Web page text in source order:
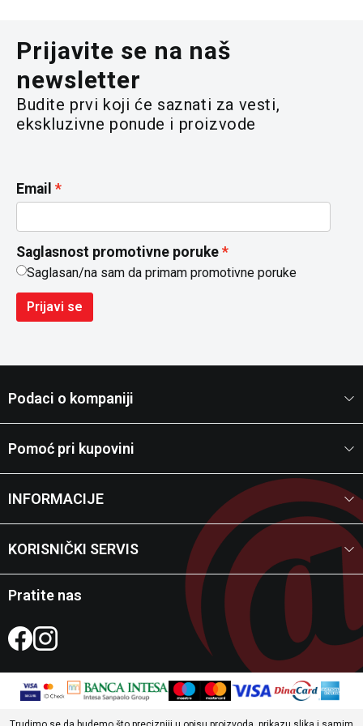
Prijavite se na naš
newsletter
Budite prvi koji će saznati za vesti,
ekskluzivne ponude i proizvode
Email
Saglasnost promotivne poruke
Saglasan/na sam da primam promotivne poruke
Prijavi se
Podaci o kompaniji
Pomoć pri kupovini
INFORMACIJE
KORISNIČKI SERVIS
Pratite nas